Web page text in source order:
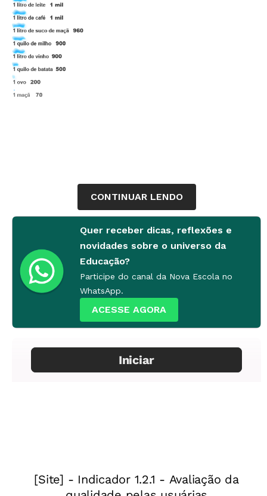
CONTINUAR LENDO
Quer receber dicas, reflexões e
novidades sobre o universo da
Educação?
Participe do canal da Nova Escola no
WhatsApp.
ACESSE AGORA